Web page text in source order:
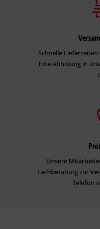
Schnelle
Eine Abholung in
Unsere
Fachberatung zur
Telefon